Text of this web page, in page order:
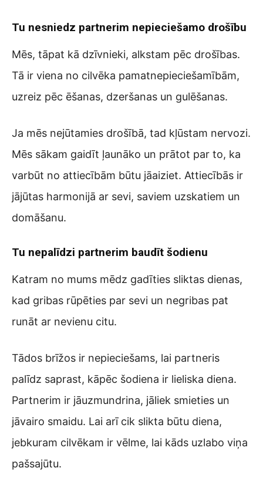
Tu nesniedz partnerim nepieciešamo drošību
Mēs, tāpat kā dzīvnieki, alkstam pēc drošības.
Tā ir viena no cilvēka pamatnepieciešamībām,
uzreiz pēc ēšanas, dzeršanas un gulēšanas.
Ja mēs nejūtamies drošībā, tad kļūstam nervozi.
Mēs sākam gaidīt ļaunāko un prātot par to, ka
varbūt no attiecībām būtu jāaiziet. Attiecībās ir
jājūtas harmonijā ar sevi, saviem uzskatiem un
domāšanu.
Tu nepalīdzi partnerim baudīt šodienu
Katram no mums mēdz gadīties sliktas dienas,
kad gribas rūpēties par sevi un negribas pat
runāt ar nevienu citu.
Tādos brīžos ir nepieciešams, lai partneris
palīdz saprast, kāpēc šodiena ir lieliska diena.
Partnerim ir jāuzmundrina, jāliek smieties un
jāvairo smaidu. Lai arī cik slikta būtu diena,
jebkuram cilvēkam ir vēlme, lai kāds uzlabo viņa
pašsajūtu.